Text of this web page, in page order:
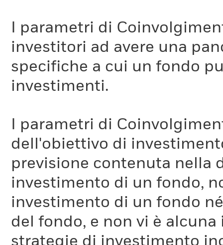
I parametri di
investitori ad avere una
specifiche a cui un fondo
investimenti.
I parametri di
dell'obiettivo di
previsione contenuta nella
investimento di un fondo,
investimento di un fondo
del fondo, e non vi è
strategie di investimento